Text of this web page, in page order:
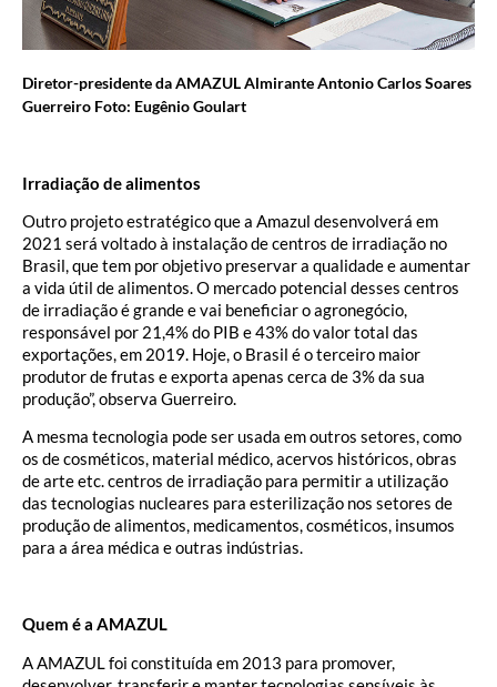
Diretor-presidente da AMAZUL Almirante Antonio Carlos Soares
Guerreiro Foto: Eugênio Goulart
Irradiação de alimentos
Outro projeto estratégico que a Amazul desenvolverá em
2021 será voltado à instalação de centros de irradiação no
Brasil, que tem por objetivo preservar a qualidade e aumentar
a vida útil de alimentos. O mercado potencial desses centros
de irradiação é grande e vai beneficiar o agronegócio,
responsável por 21,4% do PIB e 43% do valor total das
exportações, em 2019. Hoje, o Brasil é o terceiro maior
produtor de frutas e exporta apenas cerca de 3% da sua
produção”, observa Guerreiro.
A mesma tecnologia pode ser usada em outros setores, como
os de cosméticos, material médico, acervos históricos, obras
de arte etc. centros de irradiação para permitir a utilização
das tecnologias nucleares para esterilização nos setores de
produção de alimentos, medicamentos, cosméticos, insumos
para a área médica e outras indústrias.
Quem é a AMAZUL
A AMAZUL foi constituída em 2013 para promover,